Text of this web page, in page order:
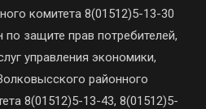
комитета 8(01512)5-13-30
защите прав потребителей,
управления экономики,
районного
8(01512)5-13-43, 8(01512)5-